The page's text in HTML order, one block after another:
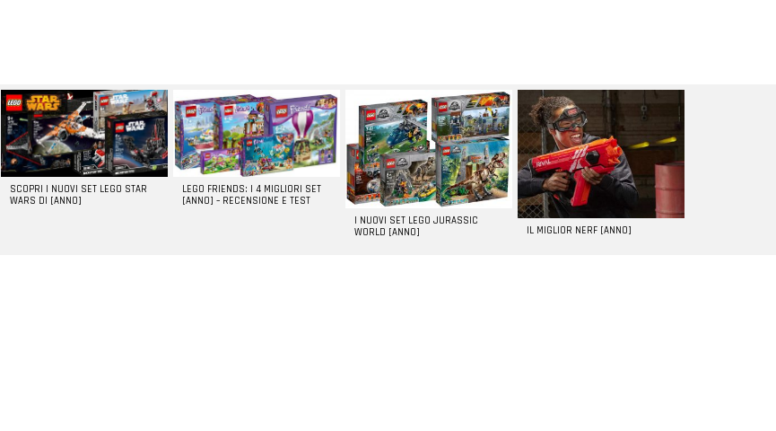
SCOPRI I NUOVI SET LEGO STAR
WARS DI [ANNO]
LEGO FRIENDS: I 4 MIGLIORI SET
[ANNO] – RECENSIONE E TEST
I NUOVI SET LEGO JURASSIC
WORLD [ANNO]
IL MIGLIOR NERF [ANNO]